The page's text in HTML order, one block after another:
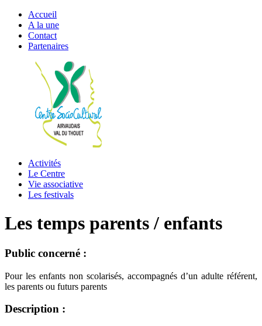
Accueil
A la une
Contact
Partenaires
Activités
Le Centre
Vie associative
Les festivals
Les temps parents / enfants
Public concerné :
Pour les enfants non scolarisés, accompagnés d’un adulte référent,
les parents ou futurs parents
Description :